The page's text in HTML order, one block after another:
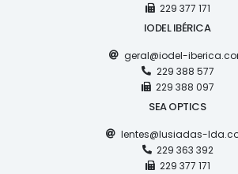
229 377 171
IODEL IBÉRICA
geral@iodel-
229 388 577
229 388 097
SEA OPTICS
lentes@lusiadas-
229 363 392
229 377 171